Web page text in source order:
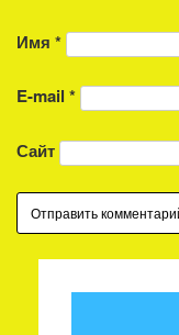
Имя *
E-mail *
Сайт